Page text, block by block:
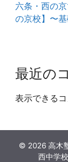
六条・西の
の京校】〜
最近の
表示できるコ
© 2026 高木
西中学校